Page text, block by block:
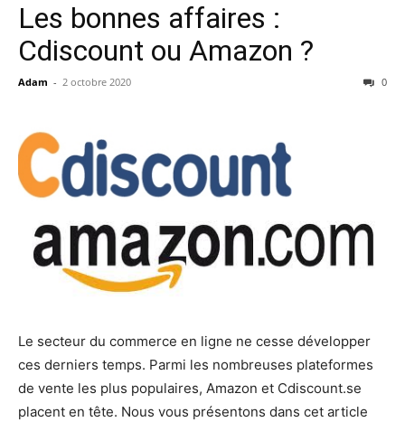
Les bonnes affaires :
Cdiscount ou Amazon ?
Adam - 2 octobre 2020 0
Le secteur du commerce en ligne ne cesse développer
ces derniers temps. Parmi les nombreuses plateformes
de vente les plus populaires, Amazon et Cdiscount.se
placent en tête. Nous vous présentons dans cet article